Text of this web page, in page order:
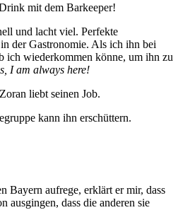
mit dem Barkeeper!
und lacht viel. Perfekte
der Gastronomie. Als ich ihn bei
ich wiederkommen könne, um ihn zu
I am always here!
liebt seinen Job.
kann ihn erschüttern.
Bayern aufrege, erklärt er mir, dass
ausgingen, dass die anderen sie